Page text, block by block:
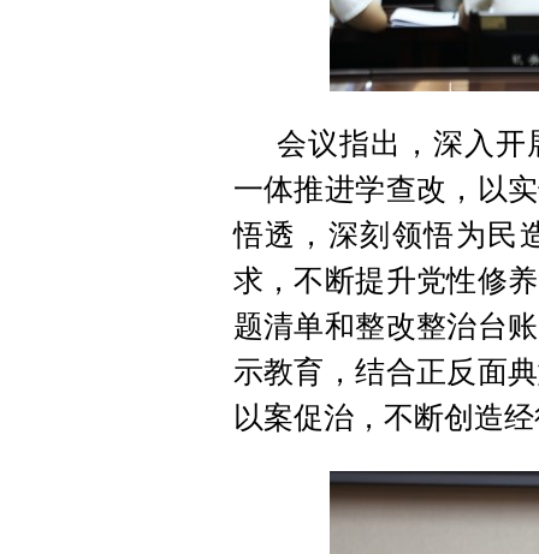
会议指出，深入开
一体推进学查改，以
悟透，深刻领悟为民
求，不断提升党性修
题清单和整改整治台
示教育，结合正反面
以案促治，不断创造